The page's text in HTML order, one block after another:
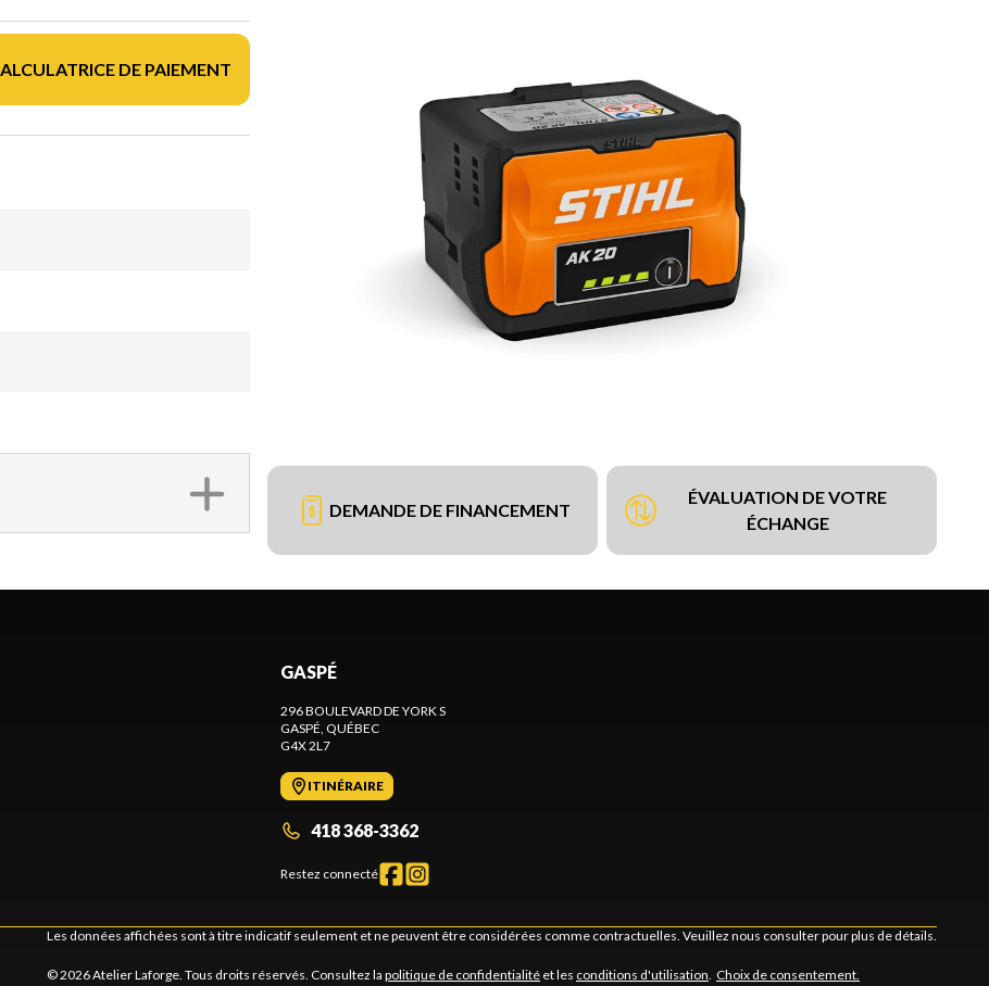
DE PAIEMENT
DEMANDE DE FINANCEMENT
ÉVALUATION DE VOTRE
ÉCHANGE
GASPÉ
296 BOULEVARD DE YORK S
GASPÉ, QUÉBEC
G4X 2L7
ITINÉRAIRE
418 368-3362
Restez connecté
Les données affichées sont à titre indicatif seulement et ne peuvent être considérées comme contractuelles. Veuillez nous consulter pour plus de détails.
© 2026 Atelier Laforge. Tous droits réservés. Consultez la politique de confidentialité et les conditions d'utilisation. Choix de consentement.